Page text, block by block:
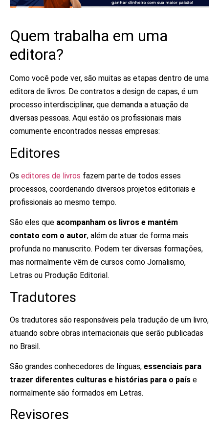
Quem trabalha em uma
editora?
Como você pode ver, são muitas as etapas dentro de uma
editora de livros. De contratos a design de capas, é um
processo interdisciplinar, que demanda a atuação de
diversas pessoas. Aqui estão os profissionais mais
comumente encontrados nessas empresas:
Editores
Os editores de livros fazem parte de todos esses
processos, coordenando diversos projetos editoriais e
profissionais ao mesmo tempo.
São eles que acompanham os livros e mantém
contato com o autor, além de atuar de forma mais
profunda no manuscrito. Podem ter diversas formações,
mas normalmente vêm de cursos como Jornalismo,
Letras ou Produção Editorial.
Tradutores
Os tradutores são responsáveis pela tradução de um livro,
atuando sobre obras internacionais que serão publicadas
no Brasil.
São grandes conhecedores de línguas, essenciais para
trazer diferentes culturas e histórias para o país e
normalmente são formados em Letras.
Revisores